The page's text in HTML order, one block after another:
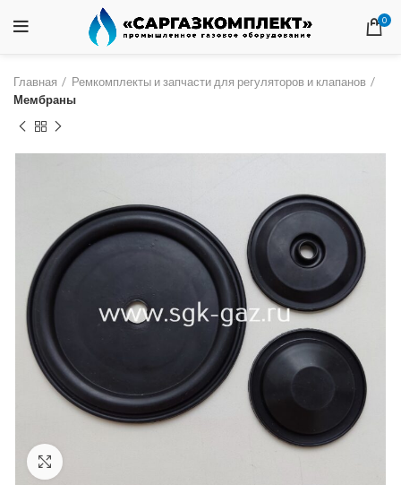
0
Главная
Ремкомплекты и запчасти для регуляторов и клапанов
Мембраны